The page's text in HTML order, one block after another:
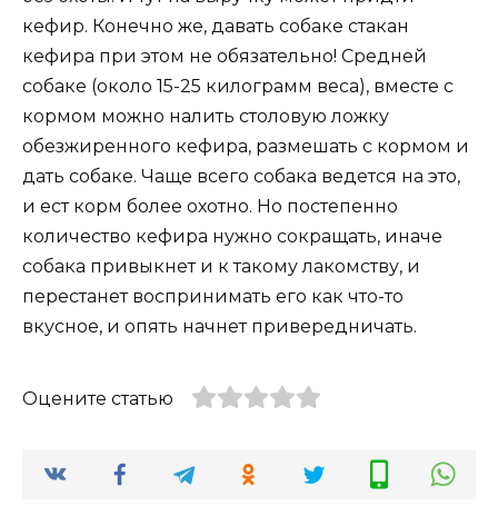
кефир. Конечно же, давать собаке стакан
кефира при этом не обязательно! Средней
собаке (около 15-25 килограмм веса), вместе с
кормом можно налить столовую ложку
обезжиренного кефира, размешать с кормом и
дать собаке. Чаще всего собака ведется на это,
и ест корм более охотно. Но постепенно
количество кефира нужно сокращать, иначе
собака привыкнет и к такому лакомству, и
перестанет воспринимать его как что-то
вкусное, и опять начнет привередничать.
Оцените статью